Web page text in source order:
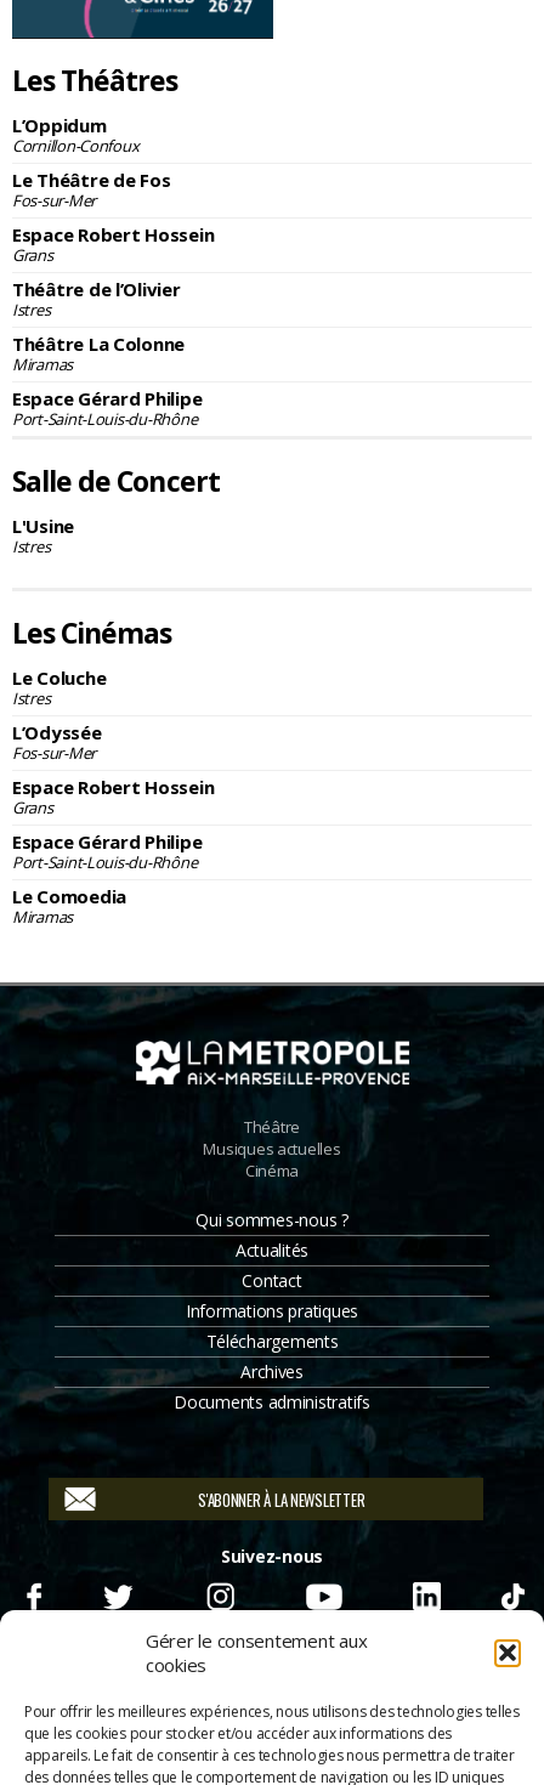
Gérer le consentement aux
cookies
Pour offrir les meilleures expériences, nous utilisons des technologies telles
que les cookies pour stocker et/ou accéder aux informations des
appareils. Le fait de consentir à ces technologies nous permettra de traiter
des données telles que le comportement de navigation ou les ID uniques
Les Théâtres
L’Oppidum
Cornillon-Confoux
Le Théâtre de Fos
Fos-sur-Mer
Espace Robert Hossein
Grans
Théâtre de l’Olivier
Istres
Théâtre La Colonne
Miramas
Espace Gérard Philipe
Port-Saint-Louis-du-Rhône
Salle de Concert
L'Usine
Istres
Les Cinémas
Le Coluche
Istres
L’Odyssée
Fos-sur-Mer
Espace Robert Hossein
Grans
Espace Gérard Philipe
Port-Saint-Louis-du-Rhône
Le Comoedia
Miramas
Théâtre
Musiques actuelles
Cinéma
Qui sommes-nous ?
Actualités
Contact
Informations pratiques
Téléchargements
Archives
Documents administratifs
S'ABONNER À LA NEWSLETTER
Suivez-nous